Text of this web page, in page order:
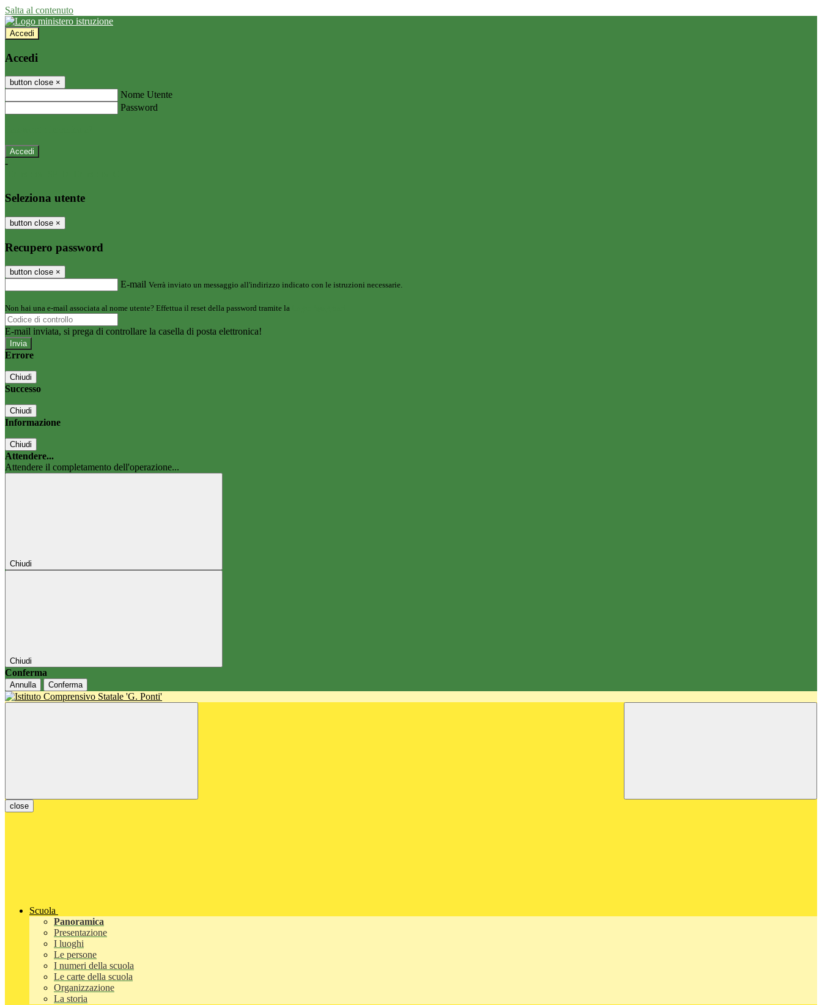
Salta al contenuto
Accedi
Accedi
button close ×
Nome Utente
Password
-
Seleziona utente
button close ×
Recupero password
button close ×
E-mail Verrà inviato un messaggio all'indirizzo indicato con le istruzioni necessarie.
Non hai una e-mail associata al nome utente? Effettua il reset della password tramite la
E-mail inviata, si prega di controllare la casella di posta elettronica!
Errore
Chiudi
Successo
Chiudi
Informazione
Chiudi
Attendere...
Attendere il completamento dell'operazione...
Chiudi
Chiudi
Conferma
Annulla Conferma
close
Scuola
Panoramica
Presentazione
I luoghi
Le persone
I numeri della scuola
Le carte della scuola
Organizzazione
La storia